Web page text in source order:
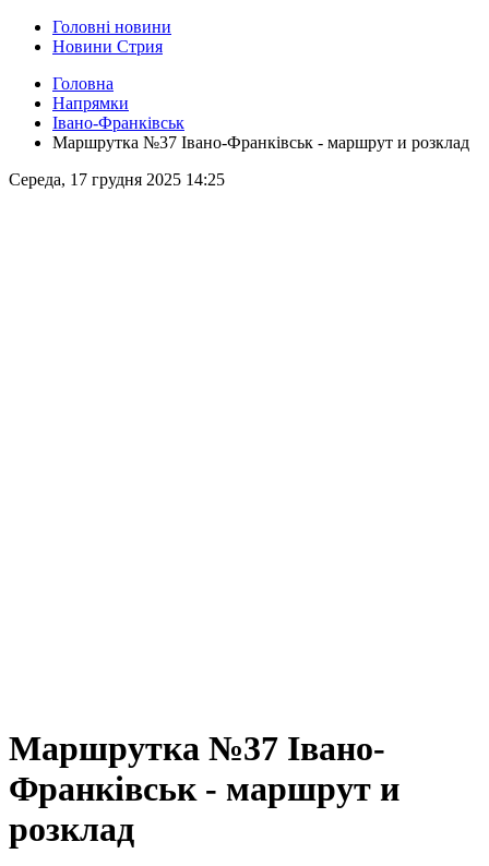
Головні новини
Новини Стрия
Головна
Напрямки
Івано-Франківськ
Маршрутка №37 Івано-Франківськ - маршрут и розклад
Середа, 17 грудня 2025 14:25
Маршрутка №37 Івано-
Франківськ - маршрут и
розклад